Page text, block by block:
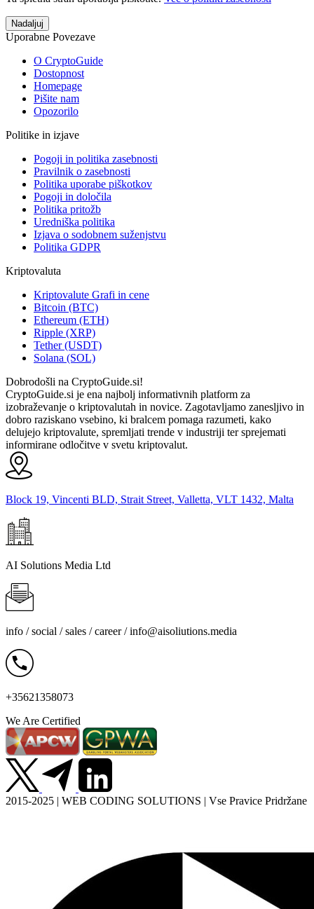
Nadaljuj
Uporabne Povezave
O CryptoGuide
Dostopnost
Homepage
Pišite nam
Opozorilo
Politike in izjave
Pogoji in politika zasebnosti
Pravilnik o zasebnosti
Politika uporabe piškotkov
Pogoji in določila
Politika pritožb
Uredniška politika
Izjava o sodobnem suženjstvu
Politika GDPR
Kriptovaluta
Kriptovalute Grafi in cene
Bitcoin (BTC)
Ethereum (ETH)
Ripple (XRP)
Tether (USDT)
Solana (SOL)
Dobrodošli na CryptoGuide.si!
CryptoGuide.si je ena najbolj informativnih platform za
izobraževanje o kriptovalutah in novice. Zagotavljamo zanesljivo in
dobro raziskano vsebino, ki bralcem pomaga razumeti, kako
delujejo kriptovalute, spremljati trende v industriji ter sprejemati
informirane odločitve v svetu kriptovalut.
Block 19, Vincenti BLD, Strait Street, Valletta, VLT 1432, Malta
AI Solutions Media Ltd
info / social / sales / career /info@aisoliutions.media
+35621358073
We Are Certified
2015-2025 | WEB CODING SOLUTIONS | Vse Pravice Pridržane